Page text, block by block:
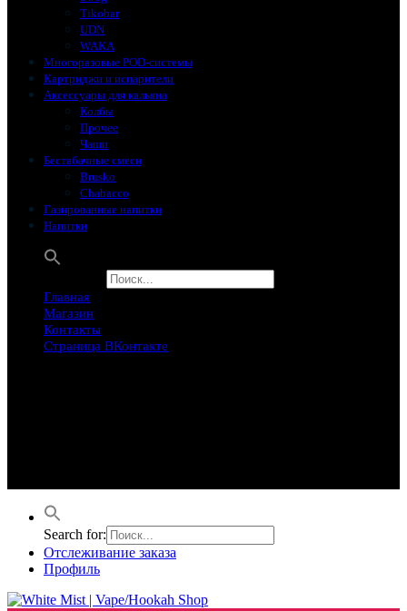
Tikobar
UDN
WAKA
Многоразовые POD-системы
Картриджи и испарители
Аксессуары для кальяна
Колбы
Прочее
Чаши
Бестабачные смеси
Brusko
Chabacco
Газированные напитки
Напитки
Главная
Магазин
Контакты
Страница ВКонтакте
Search for:
Отслеживание заказа
Профиль